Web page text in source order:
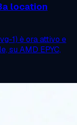
location
1) è ora attivo e
su AMD EPYC,